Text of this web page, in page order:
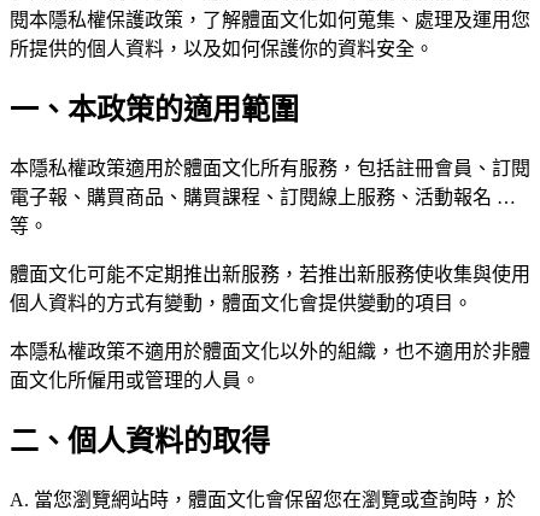
閱本隱私權保護政策，了解體面文化如何蒐集、處理及運用您
所提供的個人資料，以及如何保護你的資料安全。
一、本政策的適用範圍
本隱私權政策適用於體面文化所有服務，包括註冊會員、訂閱
電子報、購買商品、購買課程、訂閱線上服務、活動報名 …
等。
體面文化可能不定期推出新服務，若推出新服務使收集與使用
個人資料的方式有變動，體面文化會提供變動的項目。
本隱私權政策不適用於體面文化以外的組織，也不適用於非體
面文化所僱用或管理的人員。
二、個人資料的取得
A. 當您瀏覽網站時，體面文化會保留您在瀏覽或查詢時，於